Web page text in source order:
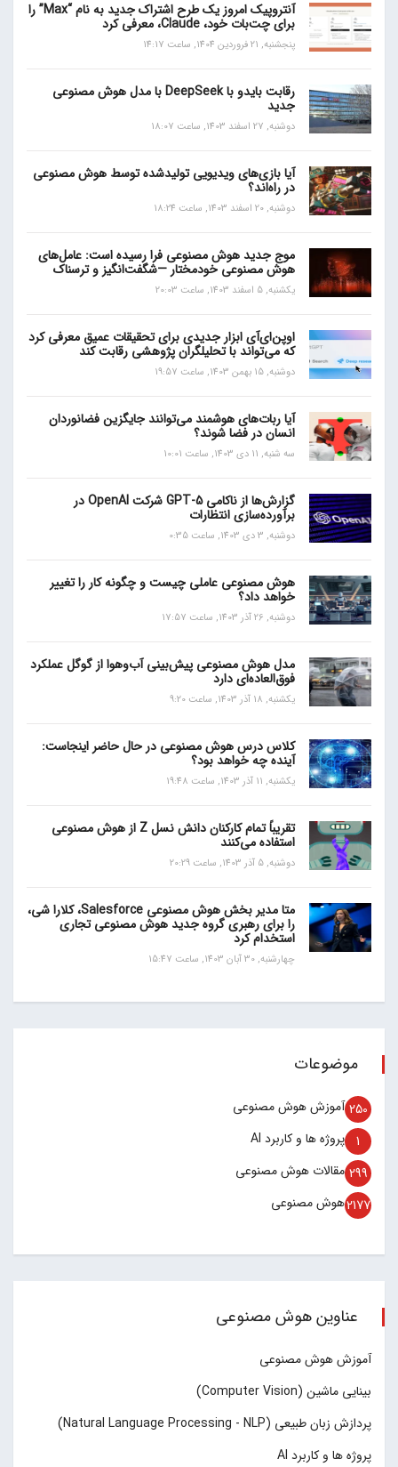
آنتروپیک امروز یک طرح اشتراک جدید به نام “Max” را
برای چت‌بات خود، Claude، معرفی کرد
پنجشنبه, 21 فروردین 1404, ساعت 14:17
رقابت بایدو با DeepSeek با مدل هوش مصنوعی
جدید
دوشنبه, 27 اسفند 1403, ساعت 18:07
آیا بازی‌های ویدیویی تولیدشده توسط هوش مصنوعی
در راه‌اند؟
دوشنبه, 20 اسفند 1403, ساعت 18:24
موج جدید هوش مصنوعی فرا رسیده است: عامل‌های
هوش مصنوعی خودمختار —شگفت‌انگیز و ترسناک
یکشنبه, 5 اسفند 1403, ساعت 20:03
اوپن‌ای‌آی ابزار جدیدی برای تحقیقات عمیق معرفی کرد
که می‌تواند با تحلیلگران پژوهشی رقابت کند
دوشنبه, 15 بهمن 1403, ساعت 19:57
آیا ربات‌های هوشمند می‌توانند جایگزین فضانوردان
انسان در فضا شوند؟
سه شنبه, 11 دی 1403, ساعت 10:01
گزارش‌ها از ناکامی GPT-5 شرکت OpenAI در
برآورده‌سازی انتظارات
دوشنبه, 3 دی 1403, ساعت 0:35
هوش مصنوعی عاملی چیست و چگونه کار را تغییر
خواهد داد؟
دوشنبه, 26 آذر 1403, ساعت 17:57
مدل هوش مصنوعی پیش‌بینی آب‌و‌هوا از گوگل عملکرد
فوق‌العاده‌ای دارد
یکشنبه, 18 آذر 1403, ساعت 9:20
کلاس درس هوش مصنوعی در حال حاضر اینجاست:
آینده چه خواهد بود؟
یکشنبه, 11 آذر 1403, ساعت 19:48
تقریباً تمام کارکنان دانش نسل Z از هوش مصنوعی
استفاده می‌کنند
دوشنبه, 5 آذر 1403, ساعت 20:29
متا مدیر بخش هوش مصنوعی Salesforce، کلارا شی،
را برای رهبری گروه جدید هوش مصنوعی تجاری
استخدام کرد
چهارشنبه, 30 آبان 1403, ساعت 15:47
موضوعات
آموزش هوش مصنوعی 250
پروژه ها و کاربرد AI 1
مقالات هوش مصنوعی 299
هوش مصنوعی2177
عناوین هوش مصنوعی
آموزش هوش مصنوعی
بینایی ماشین (Computer Vision)
پردازش زبان طبیعی (Natural Language Processing - NLP)
پروژه ها و کاربرد AI